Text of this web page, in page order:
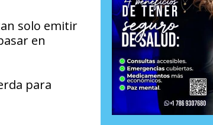
solo emitir
en
para